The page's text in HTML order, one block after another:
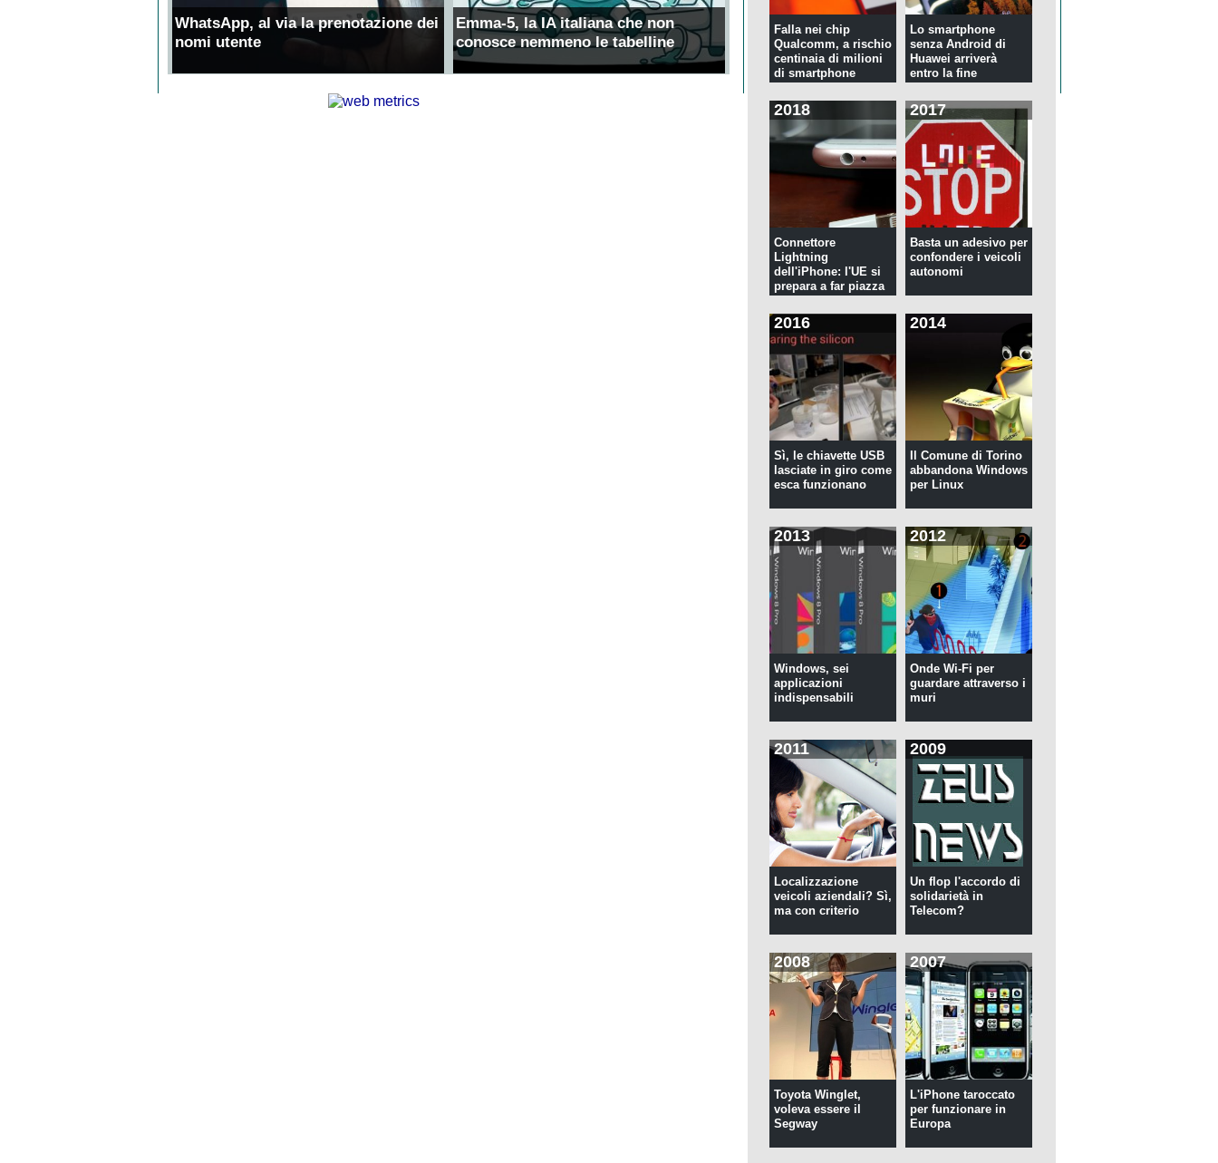
Falla nei chip
Qualcomm, a rischio
centinaia di milioni
di smartphone
Lo smartphone
senza Android di
Huawei arriverà
entro la fine
2018
Connettore
Lightning
dell'iPhone: l'UE si
prepara a far piazza
2017
Basta un adesivo per
confondere i veicoli
autonomi
2016
Sì, le chiavette USB
lasciate in giro come
esca funzionano
2014
Il Comune di Torino
abbandona Windows
per Linux
2013
Windows, sei
applicazioni
indispensabili
2012
Onde Wi-Fi per
guardare attraverso i
muri
2011
Localizzazione
veicoli aziendali? Sì,
ma con criterio
2009
Un flop l'accordo di
solidarietà in
Telecom?
2008
Toyota Winglet,
voleva essere il
Segway
2007
L'iPhone taroccato
per funzionare in
Europa
WhatsApp, al via la prenotazione dei
nomi utente
Emma-5, la IA italiana che non
conosce nemmeno le tabelline